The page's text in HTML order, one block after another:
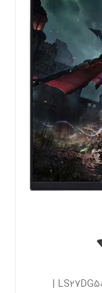
خرید مانیتور 27 اینچ سامسونگ LS27DG502EMXUE |